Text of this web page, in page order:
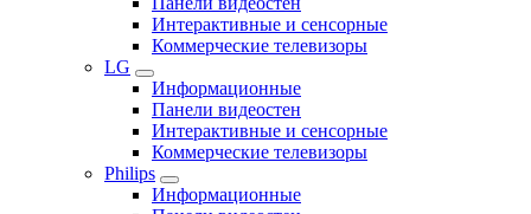
Интерактивные и сенсорные
Коммерческие телевизоры
LG
Информационные
Панели видеостен
Интерактивные и сенсорные
Коммерческие телевизоры
Philips
Информационные